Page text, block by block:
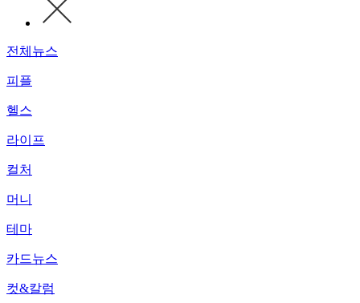
전체뉴스
피플
헬스
라이프
컬처
머니
테마
카드뉴스
컷&칼럼